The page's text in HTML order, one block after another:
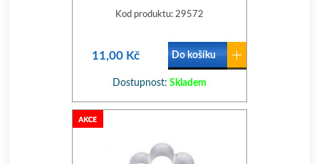
Kod produktu: 29572
11,00 Kč Do košíku
Dostupnost: Skladem